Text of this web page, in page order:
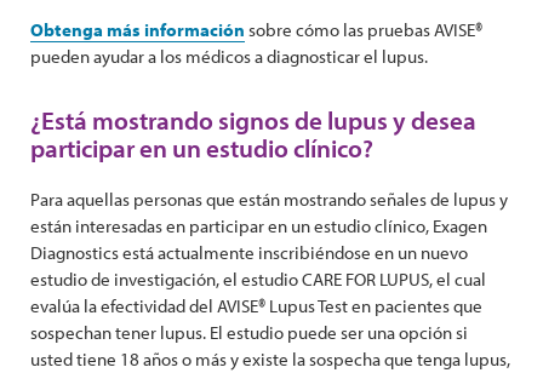
Obtenga más información sobre cómo las pruebas AVISE®
pueden ayudar a los médicos a diagnosticar el lupus.
¿Está mostrando signos de lupus y desea
participar en un estudio clínico?
Para aquellas personas que están mostrando señales de lupus y
están interesadas en participar en un estudio clínico, Exagen
Diagnostics está actualmente inscribiéndose en un nuevo
estudio de investigación, el estudio CARE FOR LUPUS, el cual
evalúa la efectividad del AVISE® Lupus Test en pacientes que
sospechan tener lupus. El estudio puede ser una opción si
usted tiene 18 años o más y existe la sospecha que tenga lupus,